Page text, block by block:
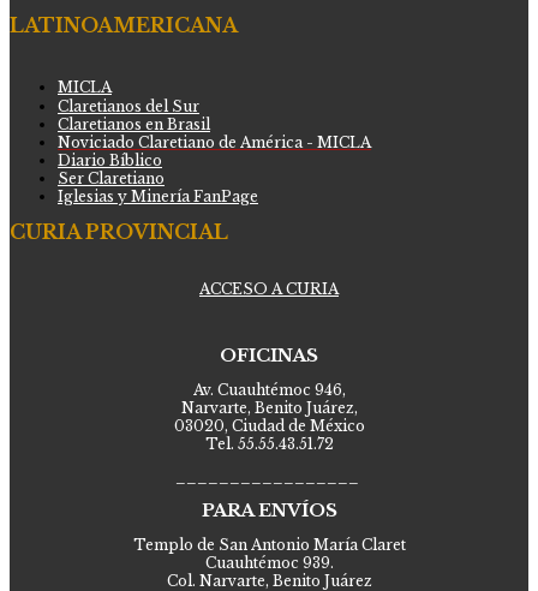
LATINOAMERICANA
MICLA
Claretianos del Sur
Claretianos en Brasil
Noviciado Claretiano de América - MICLA
Diario Bíblico
Ser Claretiano
Iglesias y Minería FanPage
CURIA PROVINCIAL
ACCESO A CURIA
OFICINAS
Av. Cuauhtémoc 946,
Narvarte, Benito Juárez,
03020, Ciudad de México
Tel. 55.55.43.51.72
PARA ENVÍOS
Templo de San Antonio María Claret
Cuauhtémoc 939.
Col. Narvarte, Benito Juárez